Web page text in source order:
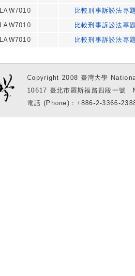
LAW7010
比較刑事訴訟法專
LAW7010
比較刑事訴訟法專
LAW7010 比較刑事訴訟法專
Copyright 2008 臺灣大學
10617 臺北市羅斯福路四段一
電話 (Phone)：+886-2-3366-